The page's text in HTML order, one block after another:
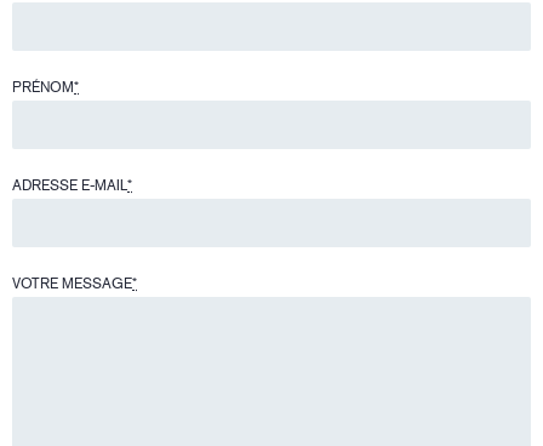
PRÉNOM*
ADRESSE E-MAIL*
VOTRE MESSAGE*